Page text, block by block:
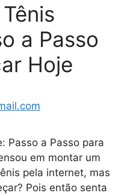
a Passo
Hoje
Passo a Passo para
em montar um
pela internet, mas
Pois então senta